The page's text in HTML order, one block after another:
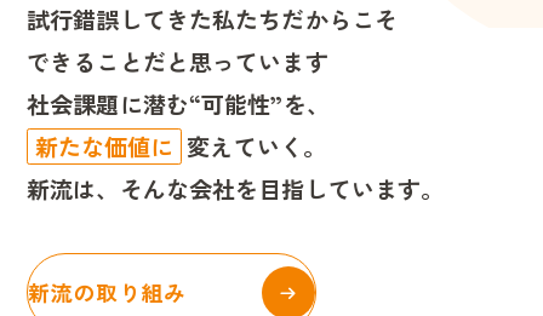
試行錯誤してきた私たちだからこそ
できることだと思っています
社会課題に潜む“可能性”を、
新たな価値に 変えていく。
新流は、そんな会社を目指しています。
新流の取り組み